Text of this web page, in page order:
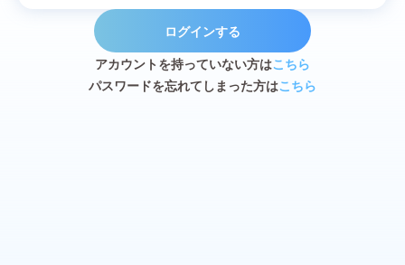
ログインする
アカウントを持っていない方はこちら
パスワードを忘れてしまった方はこちら